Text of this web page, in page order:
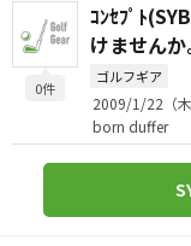
0件
ｺﾝｾﾌﾟﾄ
けませんか
ゴルフギア
2009/1/22（
born duffer